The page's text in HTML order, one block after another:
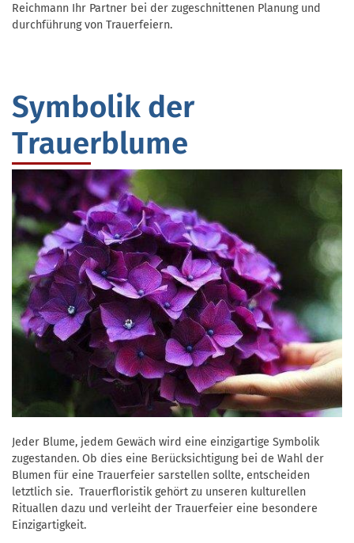
Reichmann Ihr Partner bei der zugeschnittenen Planung und
durchführung von Trauerfeiern.
Symbolik der
Trauerblume
Jeder Blume, jedem Gewäch wird eine einzigartige Symbolik
zugestanden. Ob dies eine Berücksichtigung bei de Wahl der
Blumen für eine Trauerfeier sarstellen sollte, entscheiden
letztlich sie. Trauerfloristik gehört zu unseren kulturellen
Rituallen dazu und verleiht der Trauerfeier eine besondere
Einzigartigkeit.